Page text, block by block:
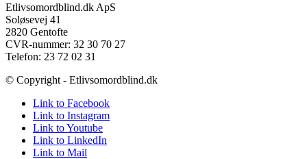
Etlivsomordblind.dk ApS
Soløsevej 41
2820 Gentofte
CVR-nummer: 32 30 70 27
Telefon: 23 72 02 31
© Copyright - Etlivsomordblind.dk
Link to Facebook
Link to Instagram
Link to Youtube
Link to LinkedIn
Link to Mail